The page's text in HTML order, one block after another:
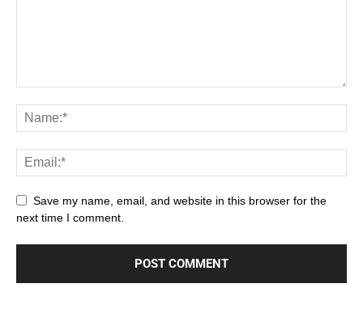
Save my name, email, and website in this browser for the
next time I comment.